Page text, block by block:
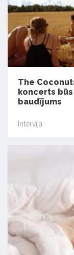
The
koncerts
baudījums
Intervija